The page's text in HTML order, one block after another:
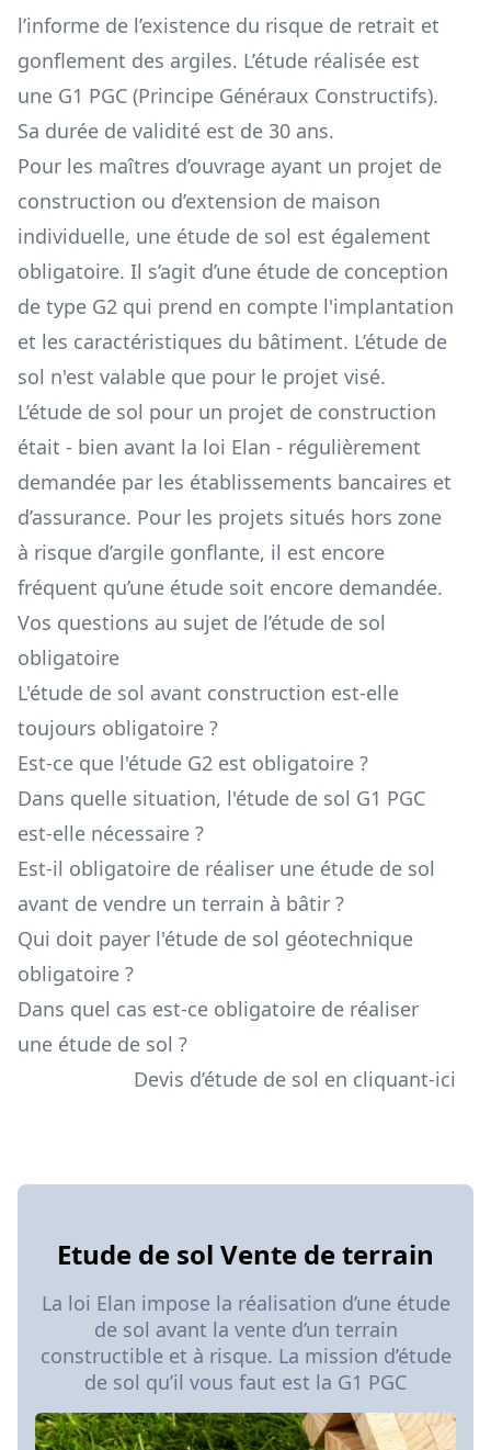
l’informe de l’existence du risque de retrait et
gonflement des argiles. L’étude réalisée est
une G1 PGC (Principe Généraux Constructifs).
Sa durée de validité est de 30 ans.
Pour les maîtres d’ouvrage ayant un projet de
construction ou d’extension de maison
individuelle, une étude de sol est également
obligatoire. Il s’agit d’une étude de conception
de type G2 qui prend en compte l'implantation
et les caractéristiques du bâtiment. L’étude de
sol n'est valable que pour le projet visé.
L’étude de sol pour un projet de construction
était - bien avant la loi Elan - régulièrement
demandée par les établissements bancaires et
d’assurance. Pour les projets situés hors zone
à risque d’argile gonflante, il est encore
fréquent qu’une étude soit encore demandée.
Vos questions au sujet de l’étude de sol
obligatoire
L'étude de sol avant construction est-elle
toujours obligatoire ?
Est-ce que l'étude G2 est obligatoire ?
Dans quelle situation, l'étude de sol G1 PGC
est-elle nécessaire ?
Est-il obligatoire de réaliser une étude de sol
avant de vendre un terrain à bâtir ?
Qui doit payer l'étude de sol géotechnique
obligatoire ?
Dans quel cas est-ce obligatoire de réaliser
une étude de sol ?
Devis d’étude de sol en cliquant-ici
Etude de sol Vente de terrain
La loi Elan impose la réalisation d’une étude
de sol avant la vente d’un terrain
constructible et à risque. La mission d’étude
de sol qu’il vous faut est la G1 PGC